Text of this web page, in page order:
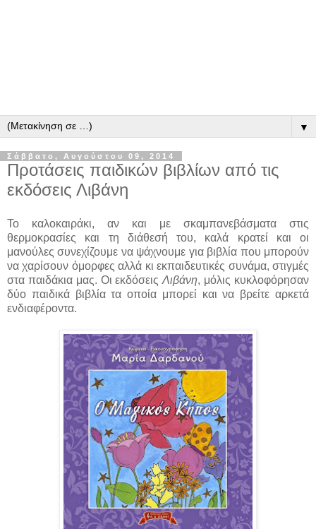
▼
Σάββατο, Αυγούστου 09, 2014
Προτάσεις παιδικών βιβλίων από τις
εκδόσεις Λιβάνη
Το καλοκαιράκι, αν και με σκαμπανεβάσματα στις
θερμοκρασίες και τη διάθεσή του, καλά κρατεί και οι
μανούλες συνεχίζουμε να ψάχνουμε για βιβλία που μπορούν
να χαρίσουν όμορφες αλλά κι εκπαιδευτικές συνάμα, στιγμές
στα παιδάκια μας. Οι εκδόσειςΛιβάνη, μόλις κυκλοφόρησαν
δύο παιδικά βιβλία τα οποία μπορεί και να βρείτε αρκετά
ενδιαφέροντα.